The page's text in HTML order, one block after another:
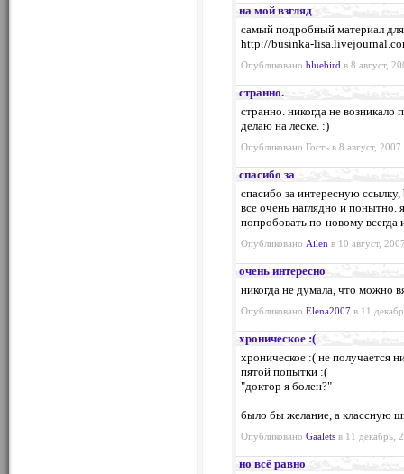
на мой взгляд
самый подробный материал
http://businka-
Опубликовано bluebird в 8 август,
странно.
странно. никогда не
делаю на леске. :)
Опубликовано Гость в 8 август,
спасибо за
спасибо за интересную
все очень наглядно и понытно.
попробовать по-новому всегда
Опубликовано Ailen в 10 август,
очень интересно
никогда не думала, что можно
Опубликовано Elena2007 в 11
хроническое :(
хроническое :( не получается
пятой попытки :(
"доктор я болен?"
было бы желание, а классную
Опубликовано Gaalets в 11 декабрь,
но всё равно